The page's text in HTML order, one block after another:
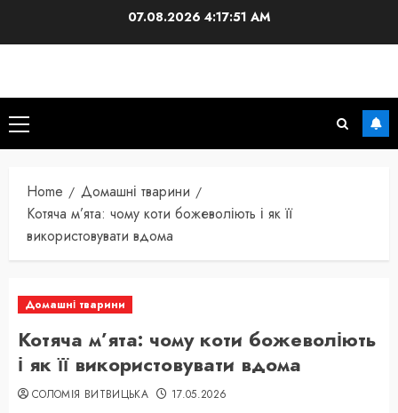
07.08.2026 4:17:53 AM
Primary
Menu
Home
Домашні тварини
Котяча м’ята: чому коти божеволіють і як її
використовувати вдома
Домашні тварини
Котяча м’ята: чому коти божеволіють
і як її використовувати вдома
СОЛОМІЯ ВИТВИЦЬКА 17.05.2026